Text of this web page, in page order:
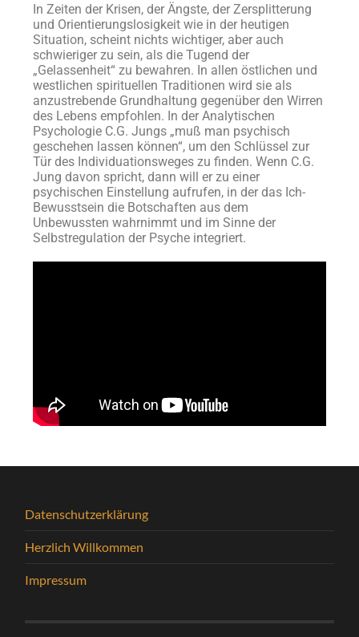
In Zeiten der Krisen, der Ängste, der Zersplitterung
und Orientierungslosigkeit wie in der heutigen
Situation, scheint nichts wichtiger, aber auch
schwieriger zu sein, als die Tugend der
„Gelassenheit“ zu bewahren. In allen östlichen und
westlichen spirituellen Traditionen wird sie als
anzustrebende Grundhaltung gegenüber den Wirren
des Lebens empfohlen. In der Analytischen
Psychologie C.G. Jungs „muß man psychisch
geschehen lassen können“, um den Schlüssel zur
Tür des Individuationsweges zu finden. Wenn C.G.
Jung davon spricht, dann will er zu einer
psychischen Einstellung aufrufen, in der das Ich-
Bewusstsein die Botschaften aus dem
Unbewussten wahrnimmt und im Sinne der
Selbstregulation der Psyche integriert.
Datenschutzerklärung
Herzlich Willkommen
Impressum